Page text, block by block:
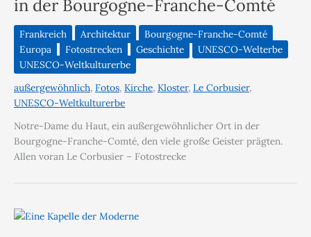
in der Bourgogne-Franche-Comté
Frankreich Architektur
Bourgogne-Franche-Comté
Europa
Fotostrecken Geschichte
UNESCO-Welterbe
UNESCO-Weltkulturerbe
außergewöhnlich, Fotos, Kirche, Kloster, Le Corbusier,
UNESCO-Weltkulturerbe
Notre-Dame du Haut, ein außergewöhnlicher Ort in der
Bourgogne-Franche-Comté, den viele große Geister prägten.
Allen voran Le Corbusier – Fotostrecke